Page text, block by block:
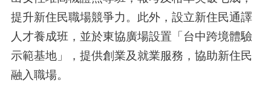
提升新住民職場競爭力。此外，設立新住民通譯
人才養成班，並於東協廣場設置「台中跨境體驗
示範基地」，提供創業及就業服務，協助新住民
融入職場。